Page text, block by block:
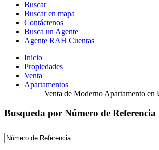
Buscar
Buscar en mapa
Contáctenos
Busca un Agente
Agente RAH Cuentas
Inicio
Propiedades
Venta
Apartamentos
Venta de Moderno Apartamento
Busqueda por Número de Referencia